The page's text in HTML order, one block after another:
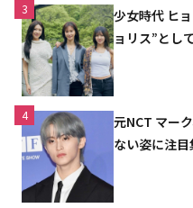
3
少女時代 ヒ
ョリス”とし
4
元NCT マー
ない姿に注